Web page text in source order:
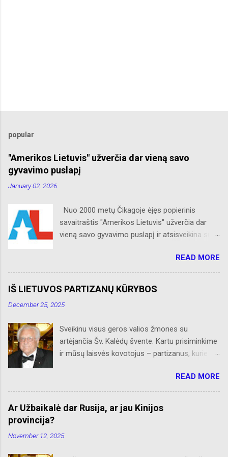
popular
"Amerikos Lietuvis" užverčia dar vieną savo
gyvavimo puslapį
January 02, 2026
Nuo 2000 metų Čikagoje ėjęs popierinis
savaitraštis "Amerikos Lietuvis" užverčia dar
vieną savo gyvavimo puslapį ir atsisveikina su
skelbtų AL naujienų apie Amerikos lietuvių
veiklą, Albino Hofmano apžvalgų, trumpų žinių
apie Čikagą bei jos priemiesčius. Dėkojame
savo seniems ir neseniai prie AL
prisijungusiems skaitytojams. Ačiū už palaikymą
READ MORE
IŠ LIETUVOS PARTIZANŲ KŪRYBOS
December 25, 2025
Sveikinu visus geros valios žmones su
artėjančia Šv. Kalėdų švente. Kartu prisiminkime
ir mūsų laisvės kovotojus – partizanus, kurie
turtą – gyvybes. Kiti, gyvi paimti nelaisvėn,
tempė Rusijos Sibiro platybėse katorgos vergiją.
Retas kuris grįžo, sveikatą praradęs, bet
nepalūžęs dvasioje, į Nepriklausomą Lietuvą.
bunkeriuose, sniegynuose ar slepiantis po eglių
READ MORE
Ar Užbaikalė dar Rusija, ar jau Kinijos
provincija?
November 12, 2025